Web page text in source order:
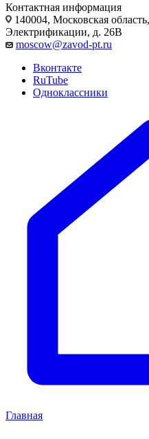
Контактная информация
140004, Московская
Электрификации, д. 26В
moscow@zavod-pt.ru
Вконтакте
RuTube
Одноклассники
Главная